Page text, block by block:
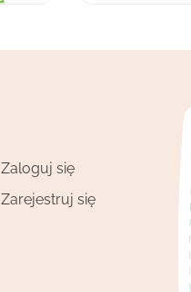
Zaloguj się
Zarejestruj się